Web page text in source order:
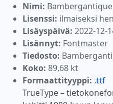
Nimi:
Lisenssi: ilmaiseksi
Lisäyspäivä: 2022-12-
Lisännyt: Fontmaster
Tiedosto:
Koko: 89,68 kt
Formaattityyppi: .ttf
TrueType –